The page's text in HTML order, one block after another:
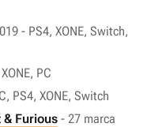
- PS4, XONE, Switch,
PC
PS4, XONE, Switch
& Furious - 27 marca